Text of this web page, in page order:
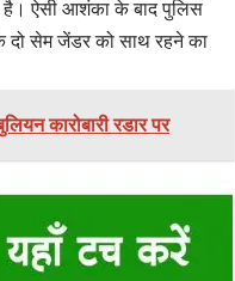
है। ऐसी आशंका के बाद पुलिस
दो सेम जेंडर को साथ रहने का
कारोबारी रडार पर